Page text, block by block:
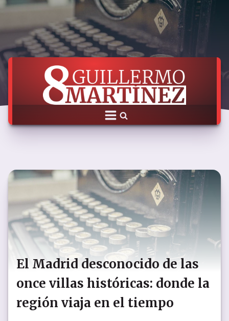
El Madrid desconocido de las
once villas históricas: donde la
región viaja en el tiempo